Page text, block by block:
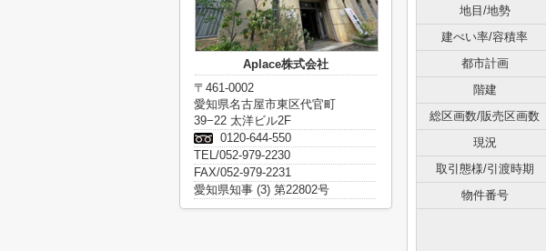
地目/地勢
建ぺい率/容積率
都市計画
階建
総区画数/販売区画数
現況
取引態様/引渡時期
物件番号
Aplace株式会社
〒461-0002
愛知県名古屋市東区代官町
39−22 太洋ビル2F
0120-644-550
TEL/052-979-2230
FAX/052-979-2231
愛知県知事 (3) 第22802号